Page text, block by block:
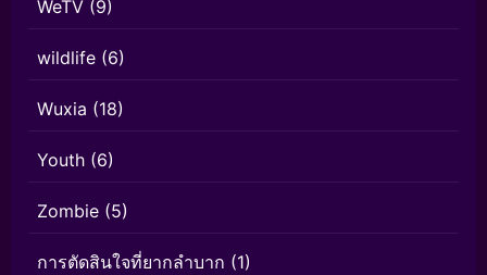
WeTV (9)
wildlife (6)
Wuxia (18)
Youth (6)
Zombie (5)
การตัดสินใจที่ยากลำบาก (1)